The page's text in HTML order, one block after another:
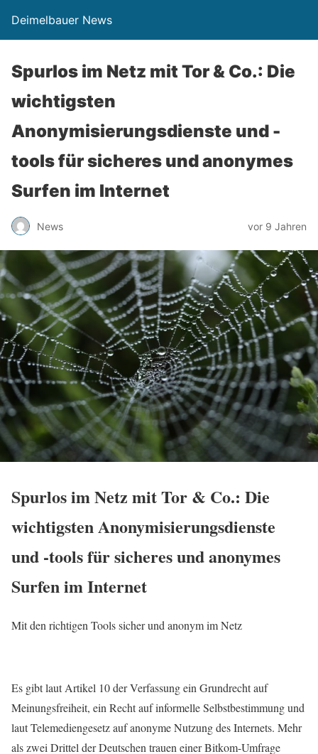
Deimelbauer News
Spurlos im Netz mit Tor & Co.: Die
wichtigsten
Anonymisierungsdienste und -
tools für sicheres und anonymes
Surfen im Internet
News vor 9 Jahren
Spurlos im Netz mit Tor & Co.: Die
wichtigsten Anonymisierungsdienste
und -tools für sicheres und anonymes
Surfen im Internet
Mit den richtigen Tools sicher und anonym im Netz
Es gibt laut Artikel 10 der Verfassung ein Grundrecht auf
Meinungsfreiheit, ein Recht auf informelle Selbstbestimmung und
laut Telemediengesetz auf anonyme Nutzung des Internets. Mehr
als zwei Drittel der Deutschen trauen einer Bitkom-Umfrage